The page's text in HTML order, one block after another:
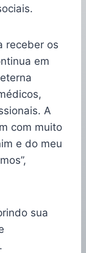
receber os
em
A
com muito
e do meu
sua